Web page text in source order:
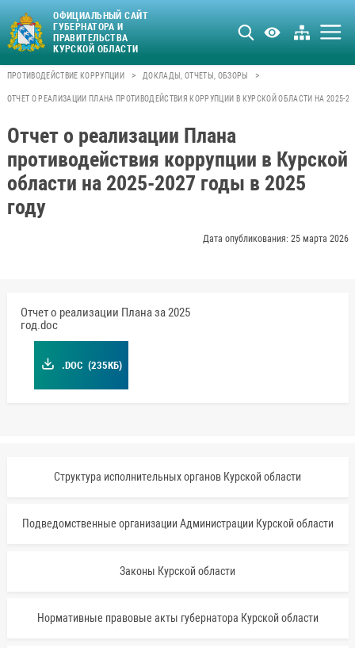
ОФИЦИАЛЬНЫЙ САЙТ
ГУБЕРНАТОРА И
ПРАВИТЕЛЬСТВА
КУРСКОЙ ОБЛАСТИ
ПРОТИВОДЕЙСТВИЕ КОРРУПЦИИ > ДОКЛАДЫ, ОТЧЕТЫ, ОБЗОРЫ >
ОТЧЕТ О РЕАЛИЗАЦИИ ПЛАНА ПРОТИВОДЕЙСТВИЯ КОРРУПЦИИ В КУРСКОЙ ОБЛАСТИ НА 2025-
Отчет о реализации Плана
противодействия коррупции в Курской
области на 2025-2027 годы в 2025
году
Дата опубликования: 25 марта 2026
Отчет о реализации Плана за 2025
год.doc
.DOC (235КБ)
Структура исполнительных органов Курской области
Подведомственные организации Администрации Курской области
Законы Курской области
Нормативные правовые акты губернатора Курской области